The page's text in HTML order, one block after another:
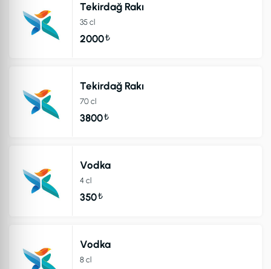
Tekirdağ Rakı
35 cl
2000₺
Tekirdağ Rakı
70 cl
3800₺
Vodka
4 cl
350₺
Vodka
8 cl